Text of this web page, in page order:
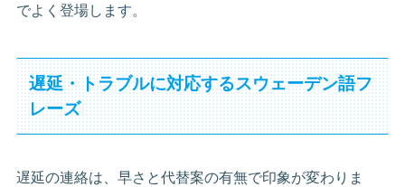
でよく登場します。
遅延・トラブルに対応するスウェーデン語フ
レーズ
遅延の連絡は、早さと代替案の有無で印象が変わりま